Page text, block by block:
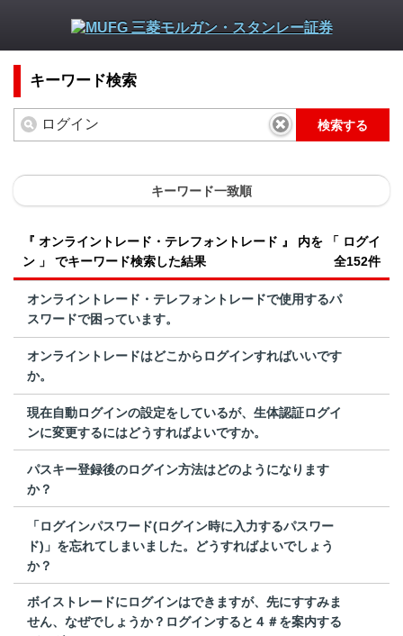
キーワード検索
検索する
キーワード一致順
『 オンライントレード・テレフォントレード 』 内を 「 ログイ
ン 」 でキーワード検索した結果
全152件
オンライントレード・テレフォントレードで使用するパ
スワードで困っています。
オンライントレードはどこからログインすればいいです
か。
現在自動ログインの設定をしているが、生体認証ログイ
ンに変更するにはどうすればよいですか。
パスキー登録後のログイン方法はどのようになります
か？
「ログインパスワード(ログイン時に入力するパスワー
ド)」を忘れてしまいました。どうすればよいでしょう
か？
ボイストレードにログインはできますが、先にすすみま
せん、なぜでしょうか？ログインすると４＃を案内する